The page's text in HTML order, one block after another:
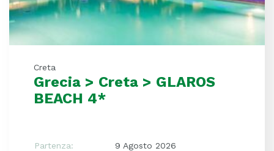
Creta
Grecia > Creta > GLAROS
BEACH 4*
Partenza:
9 Agosto 2026